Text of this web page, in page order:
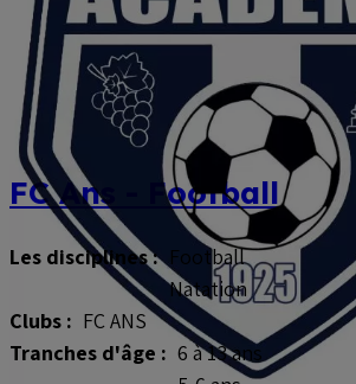
FC Ans - Football
Les disciplines : Football
Natation
Clubs : FC ANS
Tranches d'âge : 6 à 13 ans